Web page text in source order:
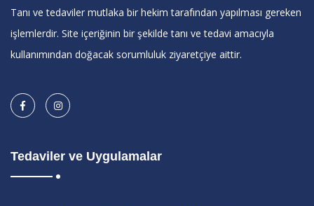
Tanı ve tedaviler mutlaka bir hekim tarafından yapılması gereken
işlemlerdir. Site içeriğinin bir şekilde tanı ve tedavi amacıyla
kullanımından doğacak sorumluluk ziyaretçiye aittir.
Tedaviler ve Uygulamalar